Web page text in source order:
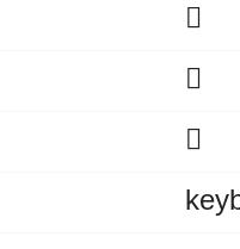


